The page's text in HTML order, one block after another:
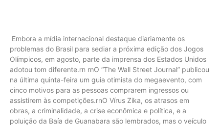
Embora a mídia internacional destaque diariamente os
problemas do Brasil para sediar a próxima edição dos Jogos
Olímpicos, em agosto, parte da imprensa dos Estados Unidos
adotou tom diferente.rn rnO “The Wall Street Journal” publicou
na última quinta-feira um guia otimista do megaevento, com
cinco motivos para as pessoas comprarem ingressos ou
assistirem às competições.rnO Vírus Zika, os atrasos em
obras, a criminalidade, a crise econômica e política, e a
poluição da Baía de Guanabara são lembrados, mas o veículo